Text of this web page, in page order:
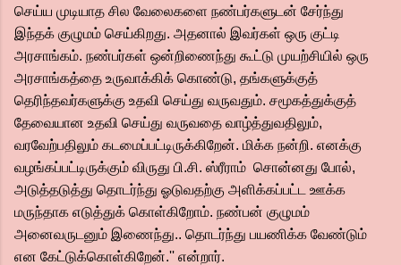
செய்ய முடியாத சில வேலைகளை நண்பர்களுடன் சேர்ந்து
இந்தக் குழுமம் செய்கிறது. அதனால் இவர்கள் ஒரு குட்டி
அரசாங்கம். நண்பர்கள் ஒன்றிணைந்து கூட்டு முயற்சியில் ஒரு
அரசாங்கத்தை உருவாக்கிக் கொண்டு, தங்களுக்குத்
தெரிந்தவர்களுக்கு உதவி செய்து வருவதும். சமூகத்துக்குத்
தேவையான உதவி செய்து வருவதை வாழ்த்துவதிலும்,
வரவேற்பதிலும் கடமைப்பட்டிருக்கிறேன். மிக்க நன்றி. எனக்கு
வழங்கப்பட்டிருக்கும் விருது பி.சி. ஸ்ரீராம் சொன்னது போல்,
அடுத்தடுத்து தொடர்ந்து ஓடுவதற்கு அளிக்கப்பட்ட ஊக்க
மருந்தாக எடுத்துக் கொள்கிறோம். நண்பன் குழுமம்
அனைவருடனும் இணைந்து.. தொடர்ந்து பயணிக்க வேண்டும்
என கேட்டுக்கொள்கிறேன்.'' என்றார்.